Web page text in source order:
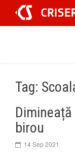
conținut
Tag:
birou
14 Sep 2021